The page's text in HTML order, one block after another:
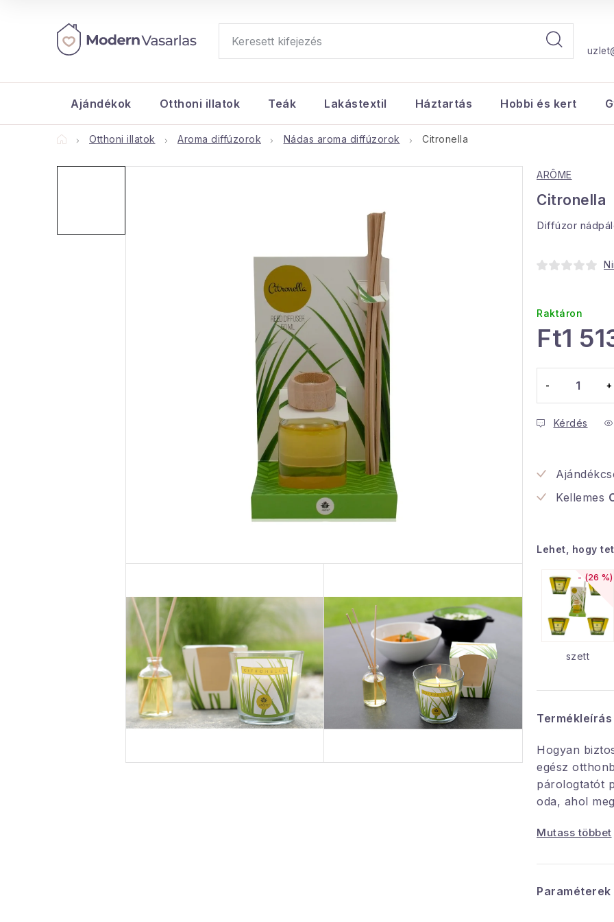
tartalomhoz
Ajándékok Otthoni illatok Teák Lakástextil Háztartás Hobbi és kert
KezdőlapOtthoni illatok Aroma diffúzorok Nádas aroma diffúzorok Citronella
ARÔME
Citronella
Diffúzor
Raktáron
Ft1
Kérdés
Kellemes
Lehet, hogy
szett
(26 %)
Termékleírás
Hogyan
egész
párologtatót
oda, ahol
rovarokat.
Mutass többet
Paraméterek